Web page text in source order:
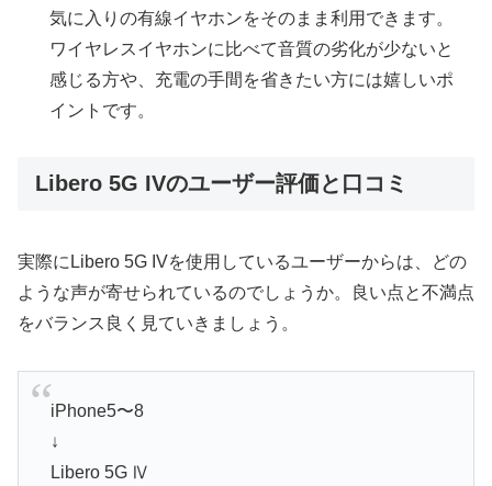
気に入りの有線イヤホンをそのまま利用できます。
ワイヤレスイヤホンに比べて音質の劣化が少ないと
感じる方や、充電の手間を省きたい方には嬉しいポ
イントです。
Libero 5G IVのユーザー評価と口コミ
実際にLibero 5G IVを使用しているユーザーからは、どの
ような声が寄せられているのでしょうか。良い点と不満点
をバランス良く見ていきましょう。
iPhone5〜8
↓
Libero 5G Ⅳ